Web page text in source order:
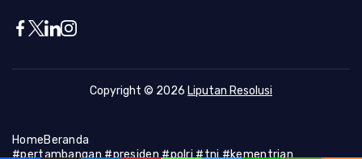
Copyright © 2026 Liputan Resolusi
HomeBeranda
#pertambangan #presiden #polri #tni #kementrian